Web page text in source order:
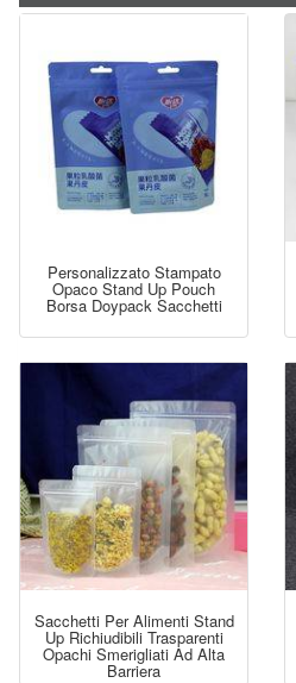
Personalizzato Stampato
Opaco Stand Up Pouch
Borsa Doypack Sacchetti
Sacchetti Per Alimenti Stand
Up Richiudibili Trasparenti
Opachi Smerigliati Ad Alta
Barriera